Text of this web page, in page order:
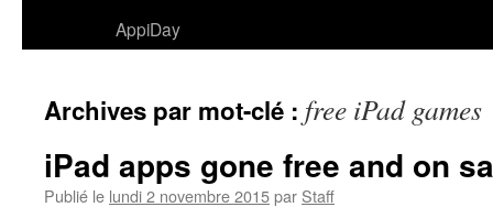
AppiDay
Archives par mot-clé : free iPad games
iPad apps gone free and on
Publié le lundi 2 novembre 2015par Staff